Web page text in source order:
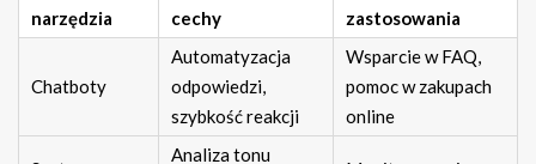
narzędzia
cechy
zastosowania
Chatboty
Automatyzacja
odpowiedzi,
szybkość reakcji
Wsparcie w FAQ,
pomoc w zakupach
online
Analiza tonu